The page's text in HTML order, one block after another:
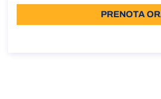
PRENOTA